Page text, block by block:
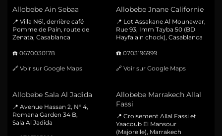
Allobebe Ain Sebaa
📍 Villa N61, derrière café
Pomme de Pain, route de
Zenata, Casablanca
☎️ 0670030178
🔗 Voir sur Google Maps
Allobebe Jnane Californie
📍 Lot Assakane Al Mounawar,
Rue 93, Imm Tayba 50 (BD
Hayfa ain chock), Casablanca
☎️ 0703196999
🔗 Voir sur Google Maps
Allobebe Sala Al Jadida
📍 Avenue Hassan 2, N° 4,
Romana Garden 34 B,
Sala Al Jadida
Allobebe Marrakech Allal
Fassi
📍 Croisement Allal Fassi et
Yaacoub El Mansour
(Majorelle), Marrakech